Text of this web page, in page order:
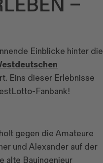
–
Einblicke hinter die
Eins dieser Erlebnisse
Fanbank!
gegen die Amateure
und Alexander auf der
alte Bauingenieur